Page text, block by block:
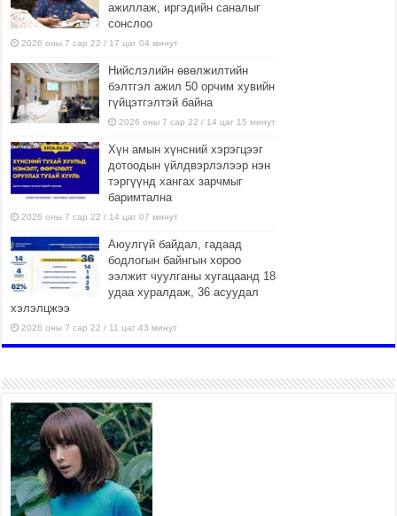
ажиллаж, иргэдийн саналыг
сонслоо
2026 оны 7 сар 22 / 17 цаг 04 минут
Нийслэлийн өвөлжилтийн
бэлтгэл ажил 50 орчим хувийн
гүйцэтгэлтэй байна
2026 оны 7 сар 22 / 14 цаг 15 минут
Хүн амын хүнсний хэрэгцээг
дотоодын үйлдвэрлэлээр нэн
тэргүүнд хангах зарчмыг
баримтална
2026 оны 7 сар 22 / 14 цаг 07 минут
Аюулгүй байдал, гадаад
бодлогын байнгын хороо
ээлжит чуулганы хугацаанд 18
удаа хуралдаж, 36 асуудал
хэлэлцжээ
2026 оны 7 сар 22 / 11 цаг 43 минут
боломжтой-Хүүхэд хөгжүүлэх
төв” байгуулах төсөлд төр,
хувийн хэвшлийн түншлэлийн хүрээнд хамтран
ажиллахыг урьж байна
2026 оны 7 сар 22 / 9 цаг 28 минут
Б.Пүрэвдагва: “Урт цагаан”-ыг залуучууд чөлөөт
цагаа өнгөрүүлдэг, жуулчид зорьж ирдэг цэг